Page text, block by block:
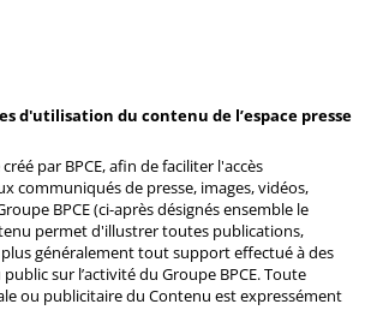
d'utilisation du contenu de l’espace presse
créé par BPCE, afin de faciliter l'accès
communiqués de presse, images, vidéos,
BPCE (ci-après désignés ensemble le
permet d'illustrer toutes publications,
généralement tout support effectué à des
sur l’activité du Groupe BPCE. Toute
ou publicitaire du Contenu est expressément